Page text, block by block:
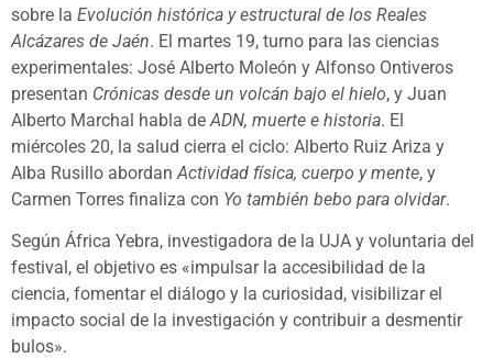
sobre la Evolución histórica y estructural de los Reales
Alcázares de Jaén. El martes 19, turno para las ciencias
experimentales: José Alberto Moleón y Alfonso Ontiveros
presentan Crónicas desde un volcán bajo el hielo, y Juan
Alberto Marchal habla de ADN, muerte e historia. El
miércoles 20, la salud cierra el ciclo: Alberto Ruiz Ariza y
Alba Rusillo abordan Actividad física, cuerpo y mente, y
Carmen Torres finaliza con Yo también bebo para olvidar.
Según África Yebra, investigadora de la UJA y voluntaria del
festival, el objetivo es «impulsar la accesibilidad de la
ciencia, fomentar el diálogo y la curiosidad, visibilizar el
impacto social de la investigación y contribuir a desmentir
bulos».